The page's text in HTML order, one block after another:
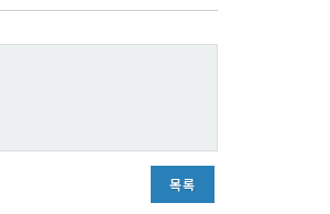
목록